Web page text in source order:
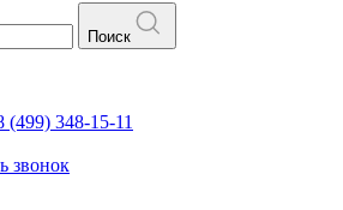
Поиск
(499) 348-15-11
звонок